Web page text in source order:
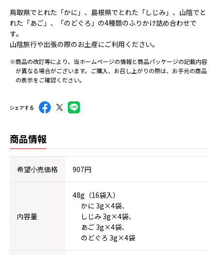
鳥取県でとれた「かに」、島根県でとれた「しじみ」、山陰でと
れた「あご」、「のどぐろ」の4種類のふりかけ詰め合わせで
す。
山陰旅行や出張の際のお土産にご利用ください。
※商品の改訂等により、当ホームページの情報と商品パッケージの記載内容
が異なる場合がございます。ご購入、お召し上がりの際は、お手元の商品
の表示をご確認ください。
シェアする
商品情報
希望小売価格 907円
内容量
48g（16袋入）
かに 3g×4袋、
しじみ 3g×4袋、
あご 3g×4袋、
のどぐろ 3g×4袋